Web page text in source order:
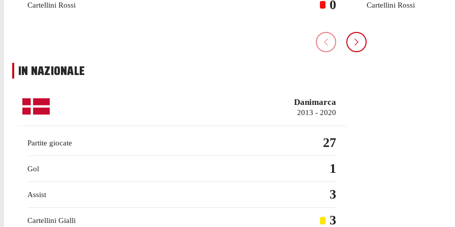
Cartellini Rossi 0 Cartellini Rossi
IN NAZIONALE
Danimarca
2013 - 2020
Partite giocate 27
Gol 1
Assist 3
Cartellini Gialli 3